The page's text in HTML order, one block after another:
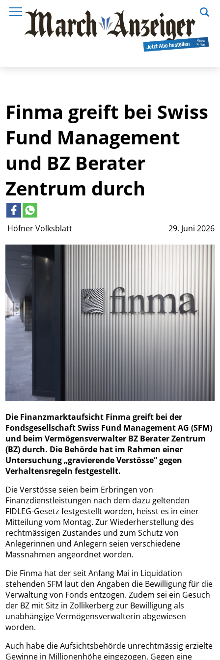
Höfner Volksblatt 29. Juni 2026
Finma greift bei Swiss
Fund Management
und BZ Berater
Zentrum durch
Die Finanzmarktaufsicht Finma greift bei der
Fondsgesellschaft Swiss Fund Management AG (SFM)
und beim Vermögensverwalter BZ Berater Zentrum
(BZ) durch. Die Behörde hat im Rahmen einer
Untersuchung „gravierende Verstösse“ gegen
Verhaltensregeln festgestellt.
Die Verstösse seien beim Erbringen von
Finanzdienstleistungen nach dem dazu geltenden
FIDLEG-Gesetz festgestellt worden, heisst es in einer
Mitteilung vom Montag. Zur Wiederherstellung des
rechtmässigen Zustandes und zum Schutz von
Anlegerinnen und Anlegern seien verschiedene
Massnahmen angeordnet worden.
Die Finma hat der seit Anfang Mai in Liquidation
stehenden SFM laut den Angaben die Bewilligung für die
Verwaltung von Fonds entzogen. Zudem sei ein Gesuch
der BZ mit Sitz in Zollikerberg zur Bewilligung als
unabhängige Vermögensverwalterin abgewiesen
worden.
Auch habe die Aufsichtsbehörde unrechtmässig erzielte
Gewinne in Millionenhöhe eingezogen. Gegen eine